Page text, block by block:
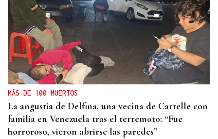
MÁS DE 100 MUERTOS
La angustia de Delfina, una vecina de Cartelle con
familia en Venezuela tras el terremoto: “Fue
horroroso, vieron abrirse las paredes”